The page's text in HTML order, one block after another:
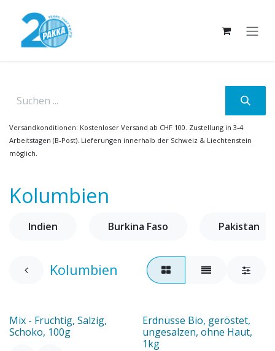
Versandkonditionen: Kostenloser Versand ab CHF 100. Zustellung in 3-4
Arbeitstagen (B-Post). Lieferungen innerhalb der Schweiz & Liechtenstein
möglich.
Kolumbien
Indien Burkina Faso Pakistan
Kolumbien
Neu
Mix - Fruchtig, Salzig,
Schoko, 100g
Neu
Erdnüsse Bio, geröstet,
ungesalzen, ohne Haut,
1kg